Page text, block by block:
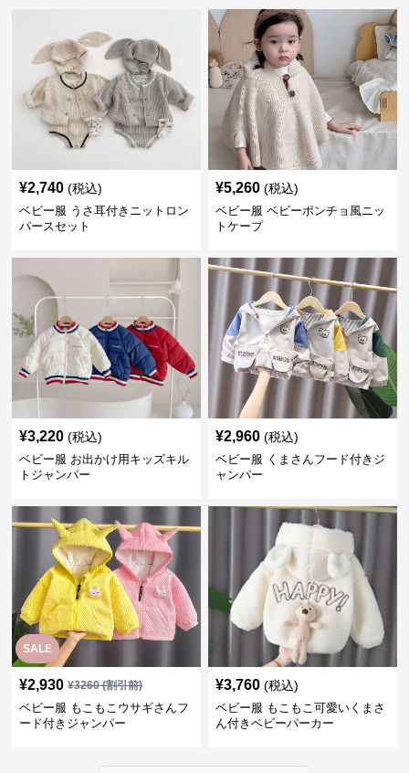
¥2,740 (税込)
ベビー服 うさ耳付きニットロン
パースセット
¥5,260 (税込)
ベビー服 ベビーポンチョ風ニッ
トケープ
¥3,220 (税込)
ベビー服 お出かけ用キッズキル
トジャンパー
¥2,960 (税込)
ベビー服 くまさんフード付きジ
ャンパー
SALE
¥2,930 ¥3260(割引前)
ベビー服 もこもこウサギさんフ
ード付きジャンパー
¥3,760 (税込)
ベビー服 もこもこ可愛いくまさ
ん付きベビーパーカー